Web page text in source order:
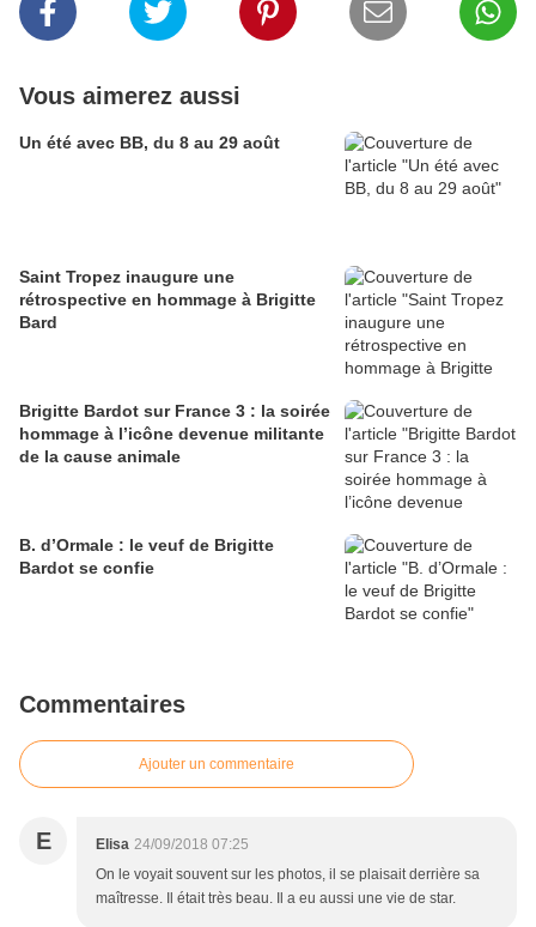
Vous aimerez aussi
Un été avec BB, du 8 au 29 août
Saint Tropez inaugure une
rétrospective en hommage à Brigitte
Bard
Brigitte Bardot sur France 3 : la soirée
hommage à l’icône devenue militante
de la cause animale
B. d’Ormale : le veuf de Brigitte
Bardot se confie
Commentaires
Ajouter un commentaire
E Elisa 24/09/2018 07:25
On le voyait souvent sur les photos, il se plaisait derrière sa
maîtresse. Il était très beau. Il a eu aussi une vie de star.